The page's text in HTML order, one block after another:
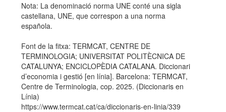
Nota: La denominació norma UNE conté una sigla
castellana, UNE, que correspon a una norma
española.
Font de la fitxa: TERMCAT, CENTRE DE
TERMINOLOGIA; UNIVERSITAT POLITÈCNICA DE
CATALUNYA; ENCICLOPÈDIA CATALANA. Diccionari
d’economia i gestió [en línia]. Barcelona: TERMCAT,
Centre de Terminologia, cop. 2025. (Diccionaris en
Línia)
https://www.termcat.cat/ca/diccionaris-en-linia/339